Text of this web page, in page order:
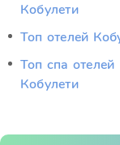
Кобулети
Топ отелей
Топ спа отелей
Кобулети